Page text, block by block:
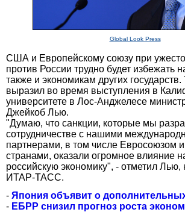
Global Look Press
США и Европейскому союзу при
против России трудно будет избежать
также и экономикам других
выразил во время выступления в
университете в Лос-Анджелесе
Джейкоб Лью.
"Думаю, что санкции, которые мы
сотрудничестве с нашими
партнерами, в том числе Евросоюзом
странами, оказали огромное влияние
российскую экономику", - отметил Лью,
ИТАР-ТАСС.
- Япония объявит о
- ЕБРР снизил прогноз роста